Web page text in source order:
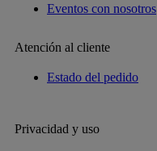
Eventos con nosotros
Atención al cliente
Estado del pedido
Privacidad y uso